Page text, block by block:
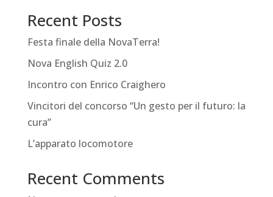
Recent Posts
Festa finale della NovaTerra!
Nova English Quiz 2.0
Incontro con Enrico Craighero
Vincitori del concorso “Un gesto per il futuro: la
cura”
L’apparato locomotore
Recent Comments